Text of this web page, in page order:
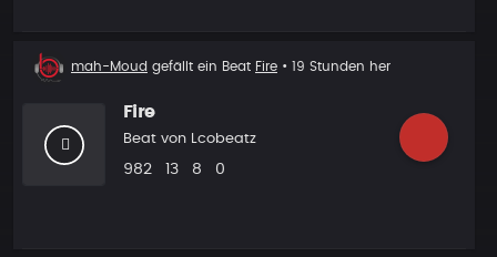
Beat
mah-Moud gefällt ein Beat Fire • 19 Stunden her
Fire
Beat von Lcobeatz
Plays
982 Likes
13 Vorgeschlagen
8 Kommentare
0